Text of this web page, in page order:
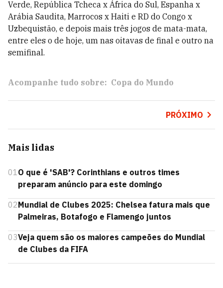
Verde, República Tcheca x África do Sul, Espanha x
Arábia Saudita, Marrocos x Haiti e RD do Congo x
Uzbequistão, e depois mais três jogos de mata-mata,
entre eles o de hoje, um nas oitavas de final e outro na
semifinal.
Acompanhe tudo sobre: Copa do Mundo
PRÓXIMO
Mais lidas
01O que é 'SAB'? Corinthians e outros times
preparam anúncio para este domingo
02Mundial de Clubes 2025: Chelsea fatura mais que
Palmeiras, Botafogo e Flamengo juntos
03Veja quem são os maiores campeões do Mundial
de Clubes da FIFA